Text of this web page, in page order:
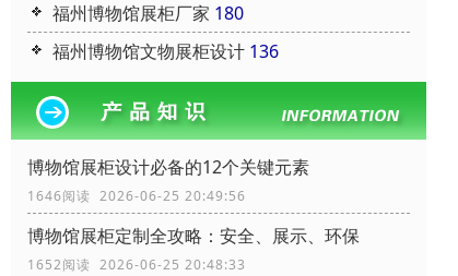
福州博物馆展柜厂家 180
福州博物馆文物展柜设计 136
博物馆展柜设计必备的12个关键元素
1646阅读 2026-06-25 20:49:56
博物馆展柜定制全攻略：安全、展示、环保
1652阅读 2026-06-25 20:48:33